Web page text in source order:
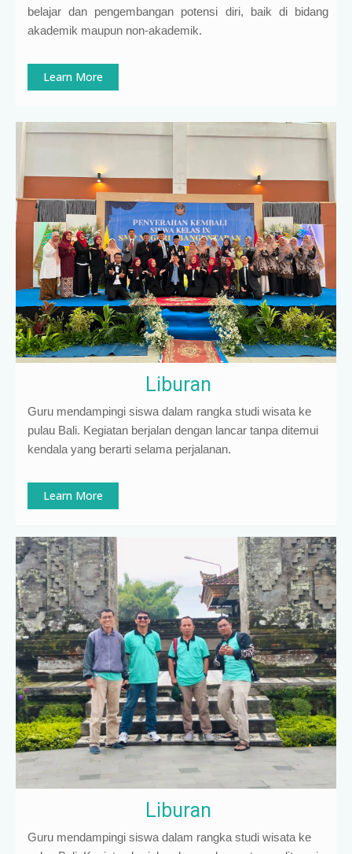
belajar dan pengembangan potensi diri, baik di bidang
akademik maupun non-akademik.
Learn More
Liburan
Guru mendampingi siswa dalam rangka studi wisata ke
pulau Bali. Kegiatan berjalan dengan lancar tanpa ditemui
kendala yang berarti selama perjalanan.
Learn More
Liburan
Guru mendampingi siswa dalam rangka studi wisata ke